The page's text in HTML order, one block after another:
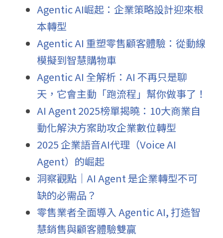
Agentic AI崛起：企業策略設計迎來根
本轉型
Agentic AI 重塑零售顧客體驗：從動線
模擬到智慧購物車
Agentic AI 全解析：AI 不再只是聊
天，它會主動「跑流程」幫你做事了！
AI Agent 2025榜單揭曉：10大商業自
動化解決方案助攻企業數位轉型
2025 企業語音AI代理（Voice AI
Agent）的崛起
洞察觀點｜AI Agent 是企業轉型不可
缺的必需品？
零售業者全面導入 Agentic AI, 打造智
慧銷售與顧客體驗雙贏